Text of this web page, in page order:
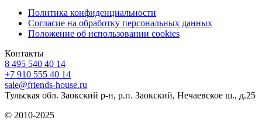
Политика конфиденциальности
Согласие на обработку персональных данных
Положение об использовании cookies
Контакты
8 495 540 40 14
+7 910 555 40 14
sale@friends-house.ru
Тульская обл. Заокский р-н, р.п. Заокский, Нечаевское ш., д.25
© 2010-2025